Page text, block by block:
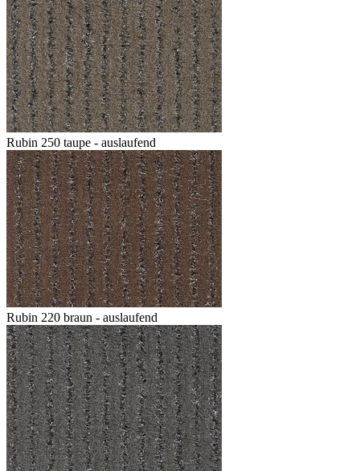
Rubin 250 taupe - auslaufend
Rubin 220 braun - auslaufend